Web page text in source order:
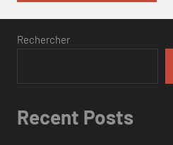
Rechercher
Recent Posts